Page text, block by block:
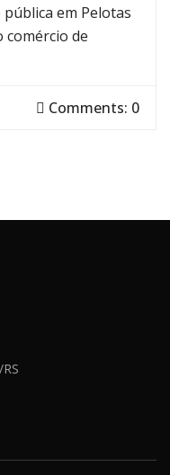
em Pelotas
de
Comments: 0